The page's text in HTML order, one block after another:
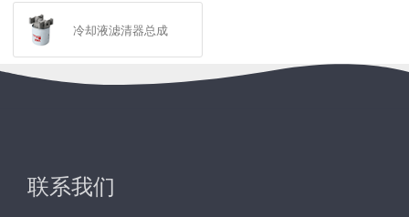
冷却液滤清器总成
联系我们